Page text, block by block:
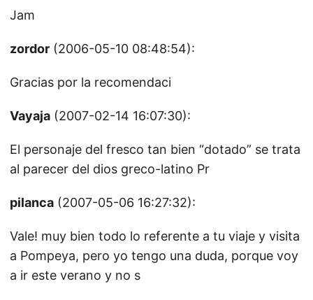
Jam
zordor (2006-05-10 08:48:54):
Gracias por la recomendaci
Vayaja (2007-02-14 16:07:30):
El personaje del fresco tan bien “dotado” se trata
al parecer del dios greco-latino Pr
pilanca (2007-05-06 16:27:32):
Vale! muy bien todo lo referente a tu viaje y visita
a Pompeya, pero yo tengo una duda, porque voy
a ir este verano y no s